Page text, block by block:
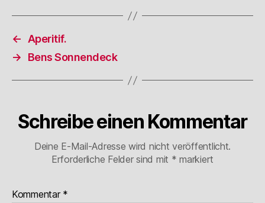
←
Aperitif.
→
Bens Sonnendeck
Schreibe einen Kommentar
Deine E-Mail-Adresse wird nicht veröffentlicht.
Erforderliche Felder sind mit * markiert
Kommentar *